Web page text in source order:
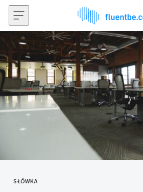
Przejdź do treści
KATEGORIE
SŁÓWKA